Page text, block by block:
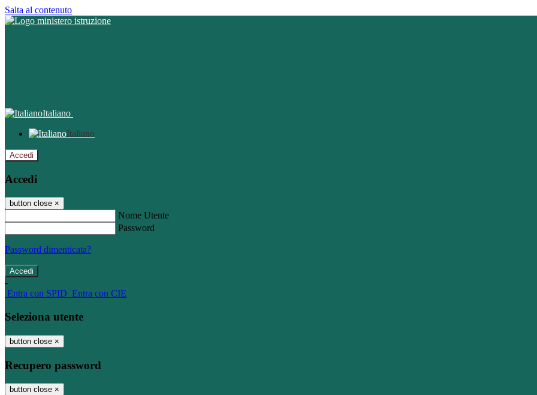
Salta al contenuto
Italiano
Italiano
Accedi
Accedi
button close ×
Nome Utente
Password
Password dimenticata?
-
Entra con SPID Entra con CIE
Seleziona utente
button close ×
Recupero password
button close ×